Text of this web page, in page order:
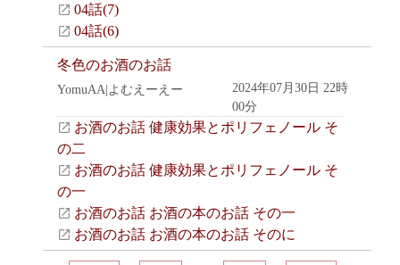
04話(7)
04話(6)
冬色のお酒のお話
YomuAA|よむえーえー
2024年07月30日 22時
00分
お酒のお話 健康効果とポリフェノール そ
の二
お酒のお話 健康効果とポリフェノール そ
の一
お酒のお話 お酒の本のお話 その一
お酒のお話 お酒の本のお話 そのに